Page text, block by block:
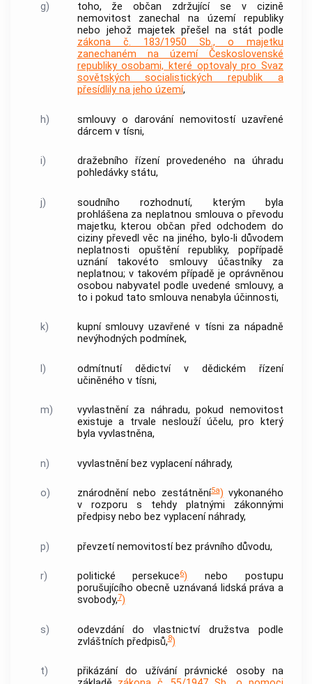
g)
toho, že občan zdržující se v cizině
nemovitost zanechal na území republiky
nebo jehož majetek přešel na stát podle
zákona č. 183/1950 Sb., o majetku
zanechaném na území Československé
republiky osobami, které optovaly pro Svaz
sovětských socialistických republik a
přesídlily na jeho území,
h) smlouvy o darování nemovitostíuzavřené
dárcem v tísni,
i)
dražebního řízení provedeného na úhradu
pohledávky státu,
j)
soudního rozhodnutí, kterým byla
prohlášena za neplatnou smlouva o převodu
majetku, kterou občan před odchodem do
ciziny převedl věc na jiného, bylo-li důvodem
neplatnosti opuštění republiky, popřípadě
uznání takovéto smlouvy účastníky za
neplatnou; v takovém případě je oprávněnou
osobou nabyvatel podle uvedené smlouvy, a
to i pokud tato smlouva nenabyla účinnosti,
k)
kupní smlouvy uzavřené v tísni za nápadně
nevýhodných podmínek,
l)
odmítnutí dědictví v dědickém řízení
učiněného v tísni,
m) vyvlastnění za náhradu, pokud nemovitost
existuje a trvale neslouží účelu, pro který
byla vyvlastněna,
n) vyvlastnění bez vyplacení náhrady,
o) znárodnění nebo zestátnění5a) vykonaného
v rozporu s tehdy platnými zákonnými
předpisy nebo bez vyplacení náhrady,
p) převzetínemovitostíbez právního důvodu,
r) politické persekuce6) nebo postupu
porušujícího obecně uznávaná lidská práva a
svobody,7)
s)
odevzdání do vlastnictví družstva podle
zvláštních předpisů,8)
t)
přikázání do užívání právnické osoby na